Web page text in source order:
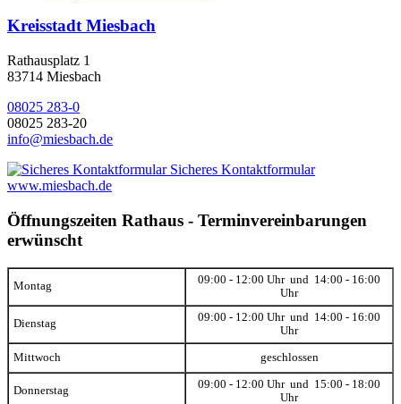
Kreisstadt Miesbach
Rathausplatz 1
83714 Miesbach
08025 283-0
08025 283-20
info@miesbach.de
Sicheres Kontaktformular
www.miesbach.de
Öffnungszeiten Rathaus - Terminvereinbarungen
erwünscht
Montag
09:00 - 12:00 Uhr und 14:00 - 16:00
Uhr
Dienstag
09:00 - 12:00 Uhr und 14:00 - 16:00
Uhr
Mittwoch geschlossen
Donnerstag
09:00 - 12:00 Uhr und 15:00 - 18:00
Uhr